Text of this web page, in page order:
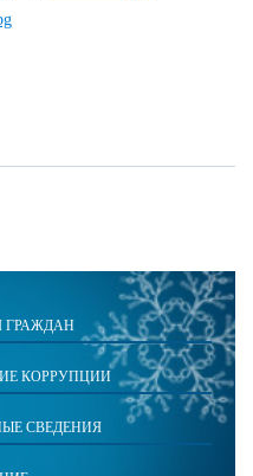
ГРАЖДАН
КОРРУПЦИИ
СВЕДЕНИЯ